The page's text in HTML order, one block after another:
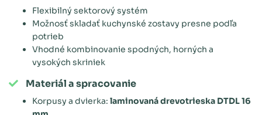
Flexibilný sektorový systém
Možnosť skladať kuchynské zostavy presne podľa
potrieb
Vhodné kombinovanie spodných, horných a
vysokých skriniek
Materiál a spracovanie
Korpusy a dvierka: laminovaná drevotrieska DTDL 16